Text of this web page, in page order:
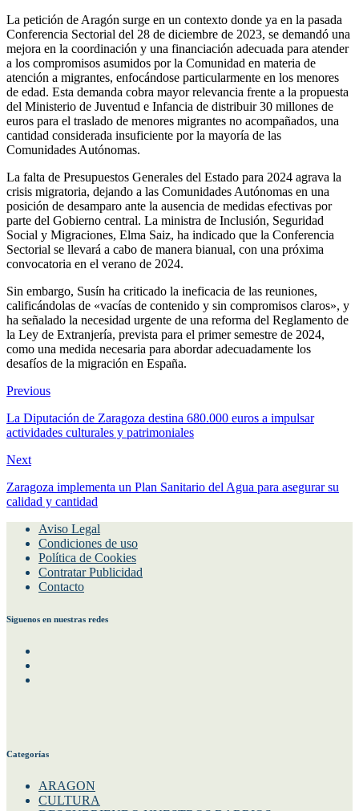
La petición de Aragón surge en un contexto donde ya en la pasada
Conferencia Sectorial del 28 de diciembre de 2023, se demandó una
mejora en la coordinación y una financiación adecuada para atender
a los compromisos asumidos por la Comunidad en materia de
atención a migrantes, enfocándose particularmente en los menores
de edad. Esta demanda cobra mayor relevancia frente a la propuesta
del Ministerio de Juventud e Infancia de distribuir 30 millones de
euros para el traslado de menores migrantes no acompañados, una
cantidad considerada insuficiente por la mayoría de las
Comunidades Autónomas.
La falta de Presupuestos Generales del Estado para 2024 agrava la
crisis migratoria, dejando a las Comunidades Autónomas en una
posición de desamparo ante la ausencia de medidas efectivas por
parte del Gobierno central. La ministra de Inclusión, Seguridad
Social y Migraciones, Elma Saiz, ha indicado que la Conferencia
Sectorial se llevará a cabo de manera bianual, con una próxima
convocatoria en el verano de 2024.
Sin embargo, Susín ha criticado la ineficacia de las reuniones,
calificándolas de «vacías de contenido y sin compromisos claros», y
ha señalado la necesidad urgente de una reforma del Reglamento de
la Ley de Extranjería, prevista para el primer semestre de 2024,
como una medida necesaria para abordar adecuadamente los
desafíos de la migración en España.
Previous
La Diputación de Zaragoza destina 680.000 euros a impulsar
actividades culturales y patrimoniales
Next
Zaragoza implementa un Plan Sanitario del Agua para asegurar su
calidad y cantidad
Aviso Legal
Condiciones de uso
Política de Cookies
Contratar Publicidad
Contacto
Siguenos en nuestras redes
Categorías
ARAGON
CULTURA